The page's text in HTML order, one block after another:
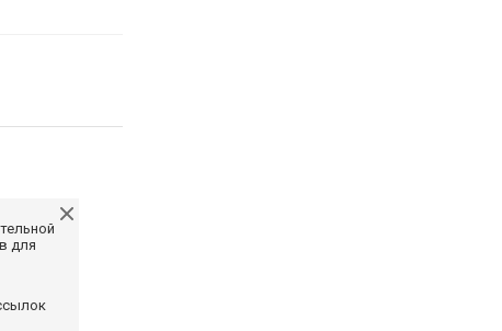
для